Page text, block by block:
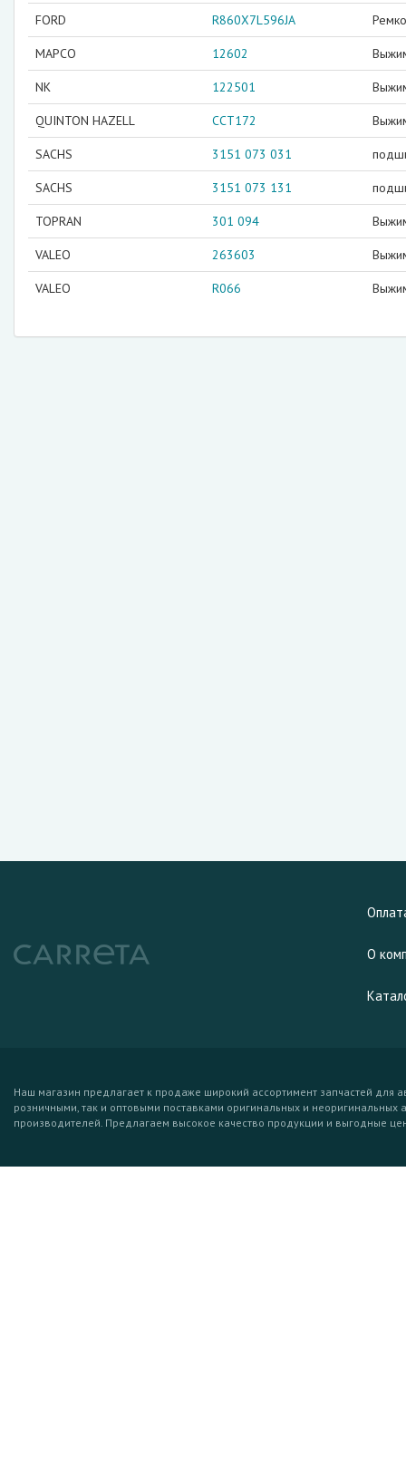
FORD R860X7L596JA
MAPCO 12602
NK 122501
QUINTON HAZELL CCT172
SACHS 3151 073 031
SACHS 3151 073 131
TOPRAN 301 094
VALEO 263603
VALEO R066
О
Наш магазин предлагает к продаже широкий ассортимент запчастей для
розничными, так и оптовыми поставками оригинальных и неоригинальных
производителей. Предлагаем высокое качество продукции и выгодные